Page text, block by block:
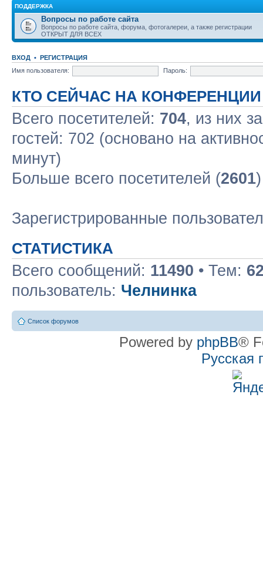
ПОДДЕРЖКА
Вопросы по работе сайта
Вопросы по работе сайта, форума, фотогалереи, а также регистрации
ОТКРЫТ ДЛЯ ВСЕХ
ВХОД • РЕГИСТРАЦИЯ
Имя пользователя:
Пароль:
КТО СЕЙЧАС НА КОНФЕРЕНЦИИ
Всего посетителей: 704, из них
гостей: 702 (основано на
минут)
Больше всего посетителей (2601
Зарегистрированные
СТАТИСТИКА
Всего сообщений: 11490 • Тем:
пользователь: Челнинка
Список форумов
Powered by phpBB®
Русская